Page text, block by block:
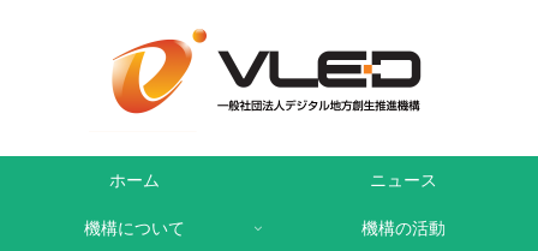
ホーム ニュース
機構について 機構の活動